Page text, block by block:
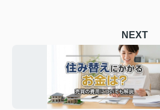
NEXT